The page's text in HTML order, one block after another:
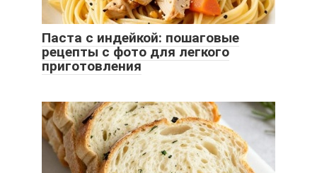
Паста с индейкой: пошаговые
рецепты с фото для легкого
приготовления